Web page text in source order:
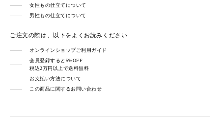
女性もの仕立てについて
男性もの仕立てについて
ご注文の際は、以下をよくお読みください
オンラインショップご利用ガイド
会員登録すると5%OFF
税込2万円以上で送料無料
お支払い方法について
この商品に関するお問い合わせ